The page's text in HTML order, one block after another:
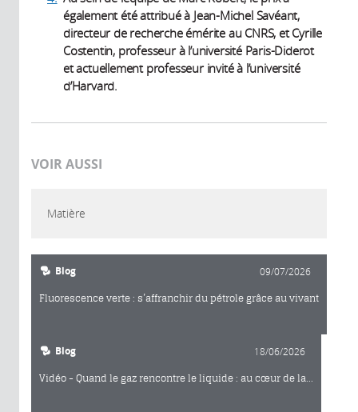
également été attribué à Jean-Michel Savéant,
directeur de recherche émérite au CNRS, et Cyrille
Costentin, professeur à l’université Paris-Diderot
et actuellement professeur invité à l’université
d’Harvard.
VOIR AUSSI
Matière
Blog 09/07/2026
Fluorescence verte : s’affranchir du pétrole grâce au vivant
Blog 18/06/2026
Vidéo - Quand le gaz rencontre le liquide : au cœur de la...